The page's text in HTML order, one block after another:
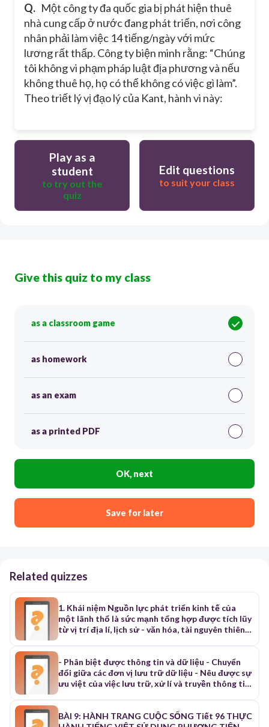
Q. Một công ty đa quốc gia bị phát hiện thuê
nhà cung cấp ở nước đang phát triển, nơi công
nhân phải làm việc 14 tiếng/ngày với mức
lương rất thấp. Công ty biện minh rằng: “Chúng
tôi không vi phạm pháp luật địa phương và nếu
không thuê họ, họ có thể không có việc gì làm”.
Theo triết lý vị đạo lý của Kant, hành vi này:
Play as a
student
to try out the
quiz
Edit questions
to suit your class
Give this quiz to my class
as a classroom game
as homework
as an exam
as a printed PDF
OK, next
Save for later
Related quizzes
1. Khái niệm Nguồn lực phát triển kinh tế của
một lãnh thổ là sức mạnh tổng hợp được tích lũy
từ vị trí địa lí, lịch sử - văn hóa, tài nguyên thiên
tương lai, bao gồm cả nguồn lực từ bên ngoài có
thể huy động nhằm phục vụ cho việc phát triển
kinh tế của lãnh thổ đó. 2. Phân loại các nguồn lực
chính trị). + Nguồn lực tự nhiên (đất, nước, không
- Phân biệt được thông tin và dữ liệu - Chuyển
đổi giữa các đơn vị lưu trữ dữ liệu - Nêu được sự
ưu việt của việc lưu trữ, xử lí và truyền thông tin
BÀI 9: HÀNH TRANG CUỘC SỐNG Tiết 96 THỰC